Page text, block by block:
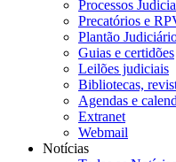
Processos
Precatórios e
Plantão
Guias e certidões
Leilões judiciais
Bibliotecas,
Agendas e
Extranet
Webmail
Notícias